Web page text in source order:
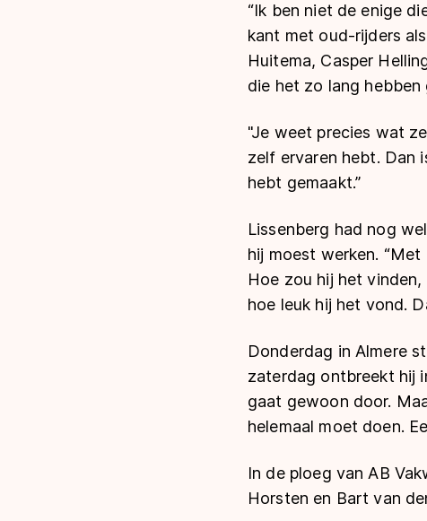
“Ik ben niet de enige
kant met oud-rijders
Huitema, Casper
die het zo lang hebben
"Je weet precies wat
zelf ervaren hebt. Dan
hebt gemaakt.”
Lissenberg had nog
hij moest werken.
Hoe zou hij het
hoe leuk hij het vond.
Donderdag in Almere
zaterdag ontbreekt hij
gaat gewoon door.
helemaal moet doen.
In de ploeg van AB
Horsten en Bart van